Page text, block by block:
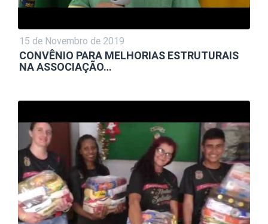
15 de Novembro de 2019
CONVÊNIO PARA MELHORIAS ESTRUTURAIS
NA ASSOCIAÇÃO…